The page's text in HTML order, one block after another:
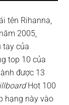
tên Rihanna,
2005,
tay của
top 10 của
được 13
Hot 100
hạng này vào